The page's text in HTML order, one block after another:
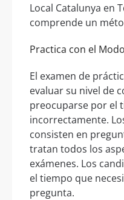
Local Catalunya en
comprende un
Practica con el
El examen de
evaluar su nivel de
preocuparse por el
incorrectamente.
consisten en
tratan todos los
exámenes. Los
el tiempo que
pregunta.